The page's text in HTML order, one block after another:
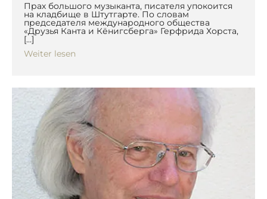
Прах большого музыканта, писателя упокоится
на кладбище в Штутгарте. По словам
председателя международного общества
«Друзья Канта и Кёнигсберга» Герфрида Хорста,
[…]
Weiter lesen